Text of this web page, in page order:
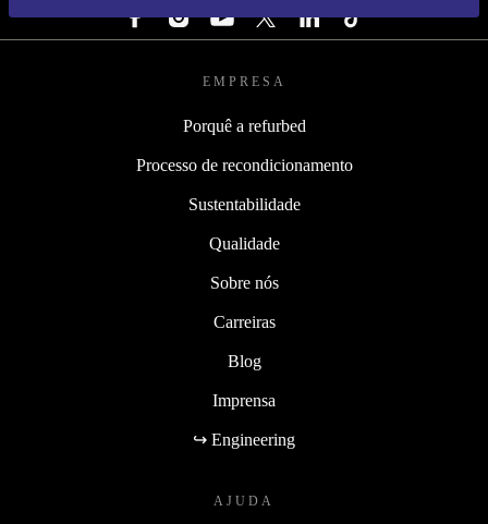
EMPRESA
Porquê a refurbed
Processo de recondicionamento
Sustentabilidade
Qualidade
Sobre nós
Carreiras
Blog
Imprensa
↪ Engineering
AJUDA